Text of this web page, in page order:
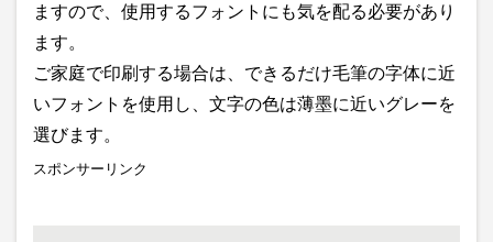
ますので、使用するフォントにも気を配る必要があり
ます。
ご家庭で印刷する場合は、できるだけ毛筆の字体に近
いフォントを使用し、文字の色は薄墨に近いグレーを
選びます。
スポンサーリンク